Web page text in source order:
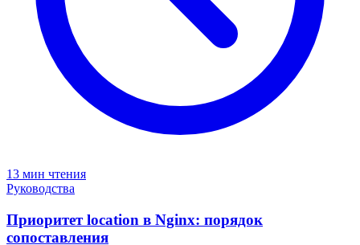
13 мин чтения
Руководства
Приоритет location в Nginx: порядок
сопоставления